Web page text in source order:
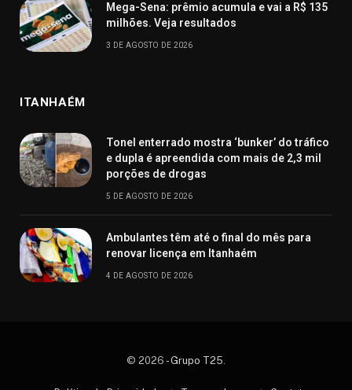
Mega-Sena: prêmio acumula e vai a R$ 135
milhões. Veja resultados
3 DE AGOSTO DE 2026
ITANHAÉM
Tonel enterrado mostra ‘bunker’ do tráfico
e dupla é apreendida com mais de 2,3 mil
porções de drogas
5 DE AGOSTO DE 2026
Ambulantes têm até o final do mês para
renovar licença em Itanhaém
4 DE AGOSTO DE 2026
© 2026 -Grupo T25.